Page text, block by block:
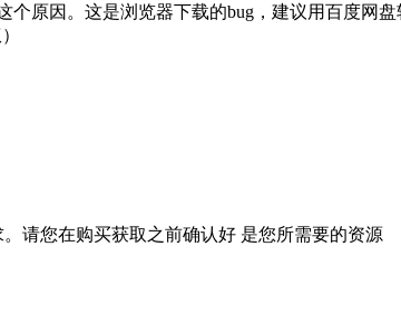
原因。这是浏览器下载的bug，建议用百度网
请您在购买获取之前确认好 是您所需要的资源